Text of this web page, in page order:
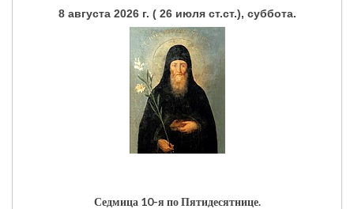
8 августа 2026 г. ( 26 июля ст.ст.), суббота.
Седмица 10-я по Пятидесятнице.